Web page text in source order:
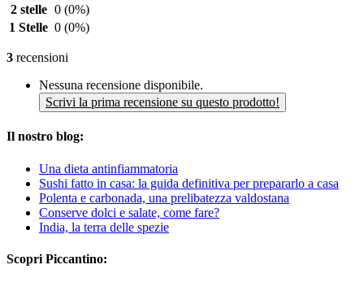
2 stelle 0 (0%)
1 Stelle 0 (0%)
3 recensioni
Nessuna recensione disponibile.
Scrivi la prima recensione su questo prodotto!
Il nostro blog:
Una dieta antinfiammatoria
Sushi fatto in casa: la guida definitiva per prepararlo a casa
Polenta e carbonada, una prelibatezza valdostana
Conserve dolci e salate, come fare?
India, la terra delle spezie
Scopri Piccantino: